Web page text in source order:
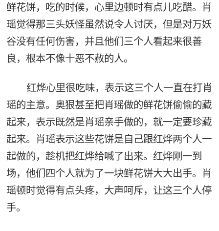
鲜花饼，吃的时候，心里边顿时有点儿吃醋。肖
瑶觉得那三头妖怪虽然说令人讨厌，但是对万妖
谷没有任何伤害，并且他们三个人看起来很善
良，根本不像十恶不赦的人。
红烨心里很吃味，表示这三个人一直在打肖
瑶的主意。奥狠甚至把肖瑶做的鲜花饼偷偷的藏
起来，表示既然是肖瑶亲手做的，就一定要珍藏
起来。肖瑶表示这些花饼是自己跟红烨两个人一
起做的，趁机把红烨给喊了出来。红烨刚一到
场，他们四个人就为了一块鲜花饼大大出手。肖
瑶顿时觉得有点头疼，大声呵斥，让这三个人停
手。